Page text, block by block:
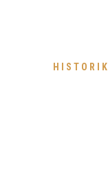
HISTORIK